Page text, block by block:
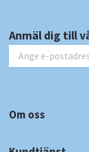
Anmäl dig till
Om oss